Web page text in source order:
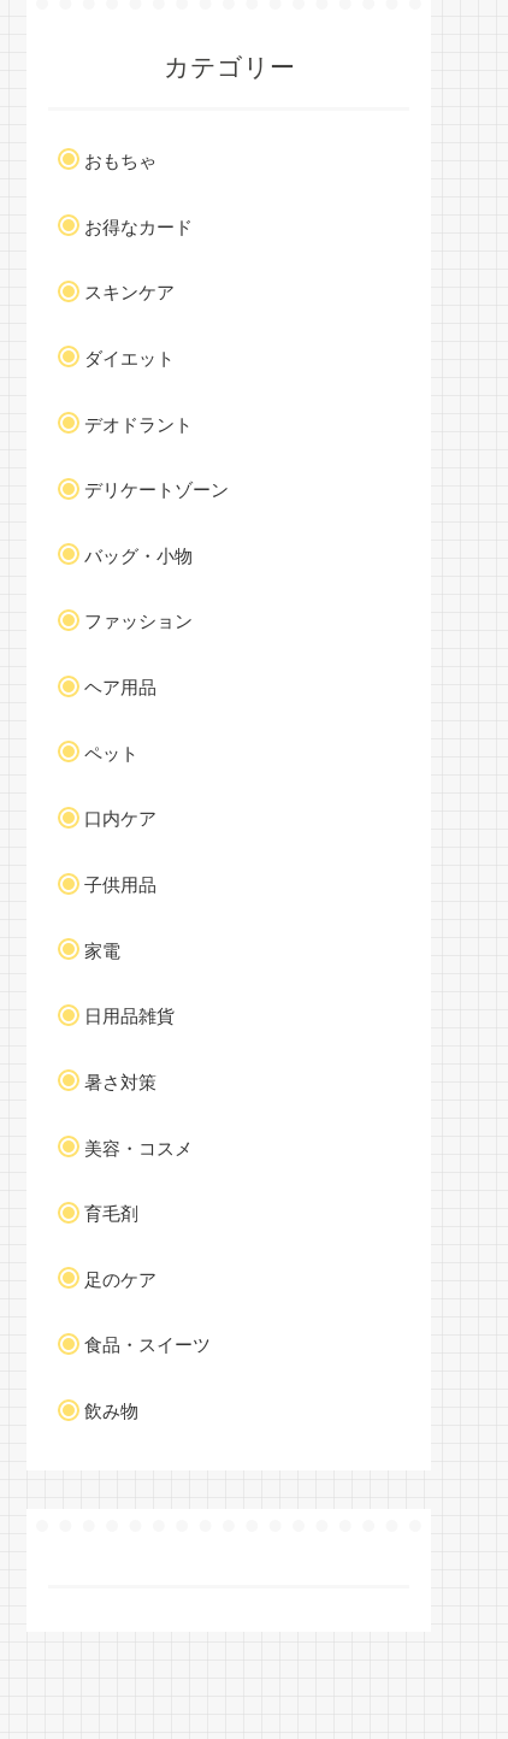
カテゴリー
おもちゃ
お得なカード
スキンケア
ダイエット
デオドラント
デリケートゾーン
バッグ・小物
ファッション
ヘア用品
ペット
口内ケア
子供用品
家電
日用品雑貨
暑さ対策
美容・コスメ
育毛剤
足のケア
食品・スイーツ
飲み物